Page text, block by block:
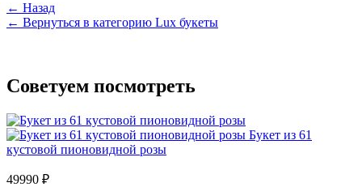
← Назад
← Вернуться в категорию Lux букеты
Советуем посмотреть
Букет из 61
кустовой пионовидной розы
49990 ₽